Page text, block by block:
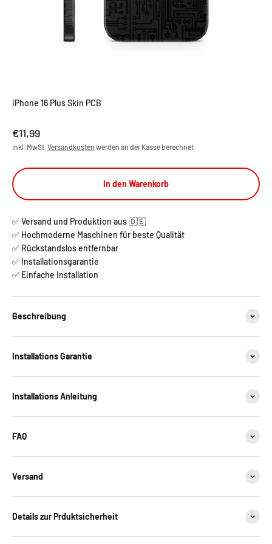
iPhone 16 Plus Skin PCB
Angebot
€11,99
inkl. MwSt.Versandkosten werden an der Kasse berechnet
In den Warenkorb
✅ Versand und Produktion aus 🇩🇪
✅ Hochmoderne Maschinen für beste Qualität
✅ Rückstandslos entfernbar
✅ Installationsgarantie
✅ Einfache Installation
Beschreibung
Installations Garantie
Installations Anleitung
FAQ
Versand
Details zur Prduktsicherheit